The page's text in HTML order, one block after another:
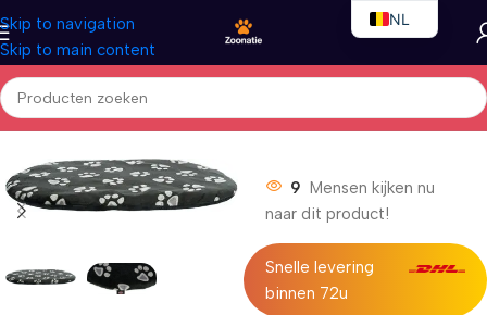
Skip to navigation
Skip to main content
Home/Honden/Hondenbedden
9 Mensen kijken nu
naar dit product!
Snelle levering
binnen 72u
NL